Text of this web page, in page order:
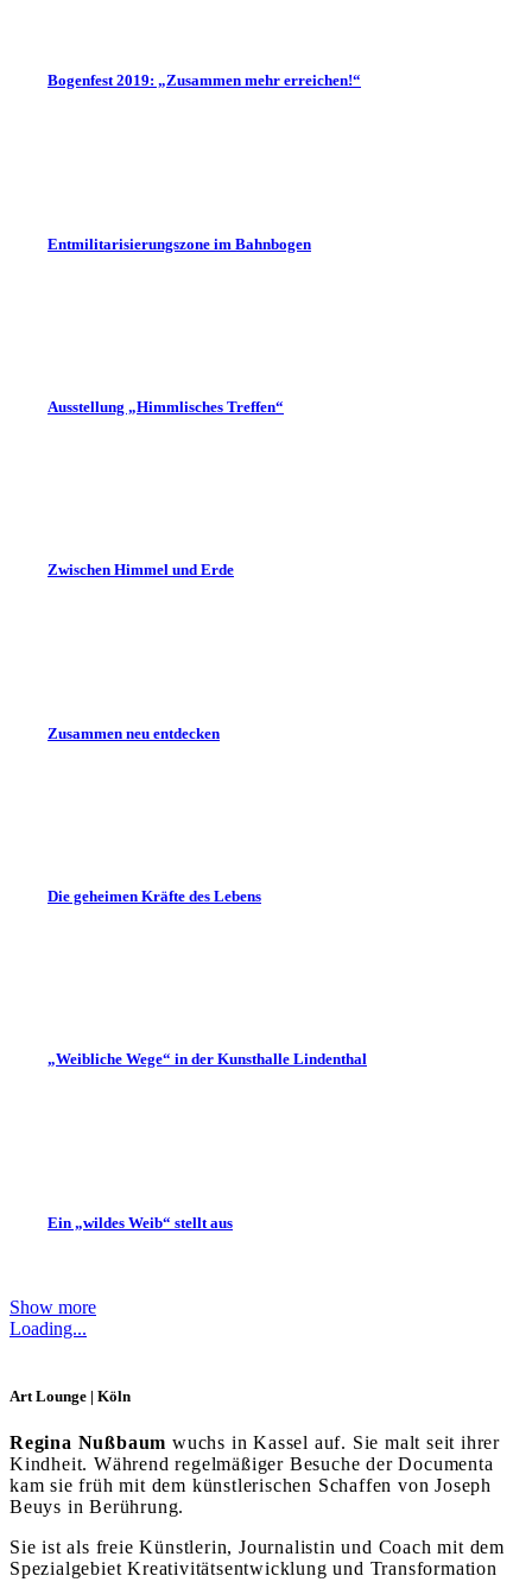
Bogenfest 2019: „Zusammen mehr erreichen!“
Entmilitarisierungszone im Bahnbogen
Ausstellung „Himmlisches Treffen“
Zwischen Himmel und Erde
Zusammen neu entdecken
Die geheimen Kräfte des Lebens
„Weibliche Wege“ in der Kunsthalle Lindenthal
Ein „wildes Weib“ stellt aus
Show more
Loading...
Art Lounge | Köln
Regina Nußbaum wuchs in Kassel auf. Sie malt seit ihrer
Kindheit. Während regelmäßiger Besuche der Documenta
kam sie früh mit dem künstlerischen Schaffen von Joseph
Beuys in Berührung.
Sie ist als freie Künstlerin, Journalistin und Coach mit dem
Spezialgebiet Kreativitätsentwicklung und Transformation